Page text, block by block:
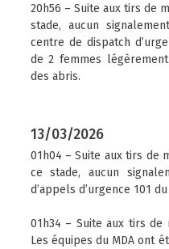
20h56 – Suite aux tirs de
stade, aucun
centre de dispatch
de 2 femmes
des abris.
13/03/2026
01h04 – Suite aux tirs de
ce stade, aucun
d’appels d’urgence 101 du
01h34 – Suite aux tirs
Les équipes du MDA ont